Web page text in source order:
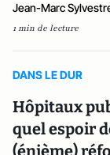
Jean-Marc
1 min de lecture
DANS LE DUR
Hôpitaux
quel espoir
(énième)